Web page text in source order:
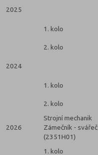
2025
1. kolo
2. kolo
2024
1. kolo
2. kolo
2026
Strojní mechanik
Zámečník - svářeč
(2351H01)
1. kolo